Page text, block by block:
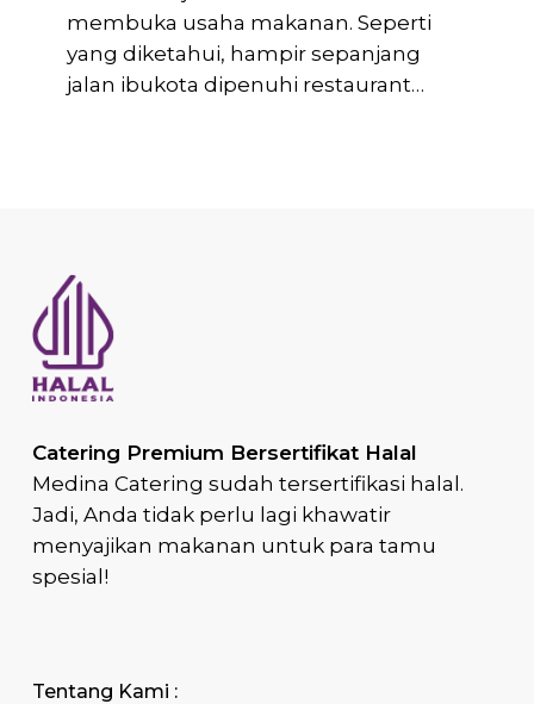
membuka usaha makanan. Seperti
yang diketahui, hampir sepanjang
jalan ibukota dipenuhi restaurant…
Catering Premium Bersertifikat Halal
Medina Catering sudah tersertifikasi halal.
Jadi, Anda tidak perlu lagi khawatir
menyajikan makanan untuk para tamu
spesial!
Tentang Kami :